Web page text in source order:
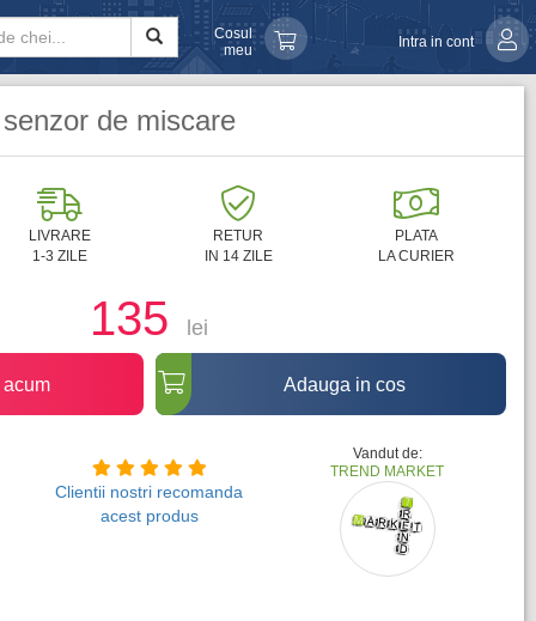
Cosul
meu
Intra in cont
de miscare
LIVRARE
1-3 ZILE
RETUR
IN 14 ZILE
PLATA
LA CURIER
135 lei
Adauga in cos
Clientii nostri recomanda
acest produs
Vandut de:
TREND MARKET